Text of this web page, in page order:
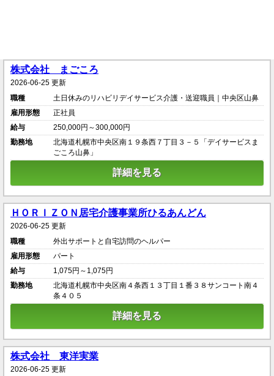
株式会社 まごころ
2026-06-25 更新
職種
土日休みのリハビリデイサービス介護・送迎職員｜中央区山鼻
雇用形態
正社員
給与
250,000円～300,000円
勤務地
北海道札幌市中央区南１９条西７丁目３－５「デイサービスま
ごころ山鼻」
詳細を見る
ＨＯＲＩＺＯＮ居宅介護事業所ひるあんどん
2026-06-25 更新
職種
外出サポートと自宅訪問のヘルパー
雇用形態
パート
給与
1,075円～1,075円
勤務地
北海道札幌市中央区南４条西１３丁目１番３８サンコート南４
条４０５
詳細を見る
株式会社 東洋実業
2026-06-25 更新